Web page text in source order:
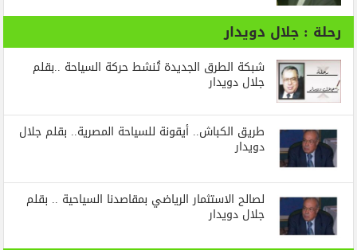
رحلة : جلال دويدار
شبكة الطرق الجديدة تُنشط حركة السياحة ..بقلم
جلال دويدار
طريق الكباش.. أيقونة للسياحة المصرية.. بقلم جلال
دويدار
لصالح الاستثمار الرياضي بمقاصدنا السياحية .. بقلم
جلال دويدار